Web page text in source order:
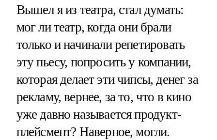
Вышел я из театра, стал думать:
мог ли театр, когда они брали
только и начинали репетировать
эту пьесу, попросить у компании,
которая делает эти чипсы, денег за
рекламу, вернее, за то, что в кино
уже давно называется продукт-
плейсмент? Наверное, могли.